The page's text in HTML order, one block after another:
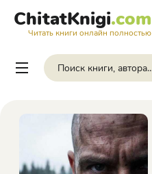
ChitatKnigi.com
Читать книги онлайн полностью